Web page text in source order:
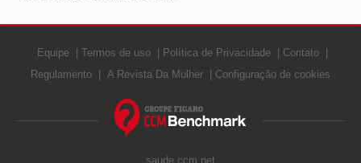
Equipe Termos de uso Política de Privacidade
Contato
Regulamento
A Revista Da Mulher Configuração de cookies
saude.ccm.net